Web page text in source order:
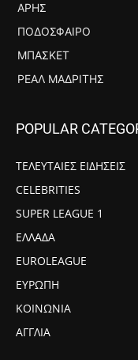
ΆΡΗΣ
ΠΟΔΌΣΦΑΙΡΟ
ΜΠΆΣΚΕΤ
ΡΕΆΛ ΜΑΔΡΊΤΗΣ
POPULAR
ΤΕΛΕΥΤΑΙΕΣ ΕΙΔΗΣΕΙΣ
CELEBRITIES
SUPER LEAGUE 1
ΕΛΛΑΔΑ
EUROLEAGUE
ΕΥΡΩΠΗ
ΚΟΙΝΩΝΙΑ
ΑΓΓΛΙΑ